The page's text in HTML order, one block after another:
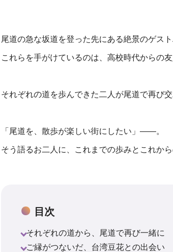
尾道の急な坂道を登った先にある絶景のゲス
これらを手がけているのは、高校時代からの
それぞれの道を歩んできた二人が尾道で再び
「尾道を、散歩が楽しい街にしたい」——。
そう語るお二人に、これまでの歩みとこれから
目次
それぞれの道から、尾道で再び一緒に
ご縁がつないだ、台湾豆花との出会い